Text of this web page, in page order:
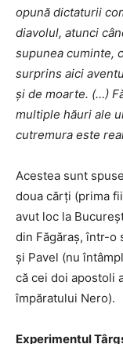
opună dictaturii
diavolul, atunci
supunea cuminte,
surprins aici
și de moarte. (…)
multiple hăuri ale
cutremura este
Acestea sunt
doua cărți (prima
avut loc la
din Făgăraș, într-o
și Pavel (nu
că cei doi apostoli
împăratului Nero).
Experimentul